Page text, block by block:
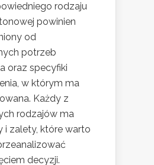
rodzaju
powinien
od
potrzeb
oraz specyfiki
w którym ma
Każdy z
rodzajów ma
i zalety, które warto
decyzji.